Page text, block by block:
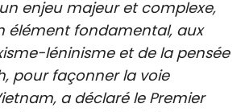
CULTURE
TOURISME
ENVIRONNEMENT
enjeu majeur et complexe,
élément fondamental, aux
léninisme et de la pensée
pour façonner la voie
a déclaré le Premier